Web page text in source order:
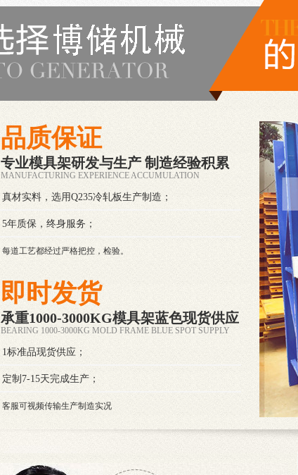
品质保证
专业模具架研发与生产 制造经验积累
MANUFACTURING EXPERIENCE ACCUMULATION
真材实料，选用Q235冷轧板生产制造；
5年质保，终身服务；
每道工艺都经过严格把控，检验。
即时发货
承重1000-3000KG模具架蓝色现货供应
BEARING 1000-3000KG MOLD FRAME BLUE SPOT SUPPLY
1标准品现货供应；
定制7-15天完成生产；
客服可视频传输生产制造实况